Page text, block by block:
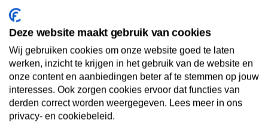
Sempione, dichtbij met beursterrein. Talrijke winkel-
en amusementsmogelijkheden liggen in de directe
omgeving.
Hotelfaciliteiten
Het hotel beschikt over 123 kamers, 6 junior suites en
2 suites en over een lift. De receptie is 24 uur per dag
geopend. Tot de faciliteiten van het hotel behoren
Deze website maakt gebruik van cookies
Wij gebruiken cookies om onze website goed te laten
werken, inzicht te krijgen in het gebruik van de website en
onze content en aanbiedingen beter af te stemmen op jouw
interesses. Ook zorgen cookies ervoor dat functies van
derden correct worden weergegeven. Lees meer in ons
privacy- en cookiebeleid.